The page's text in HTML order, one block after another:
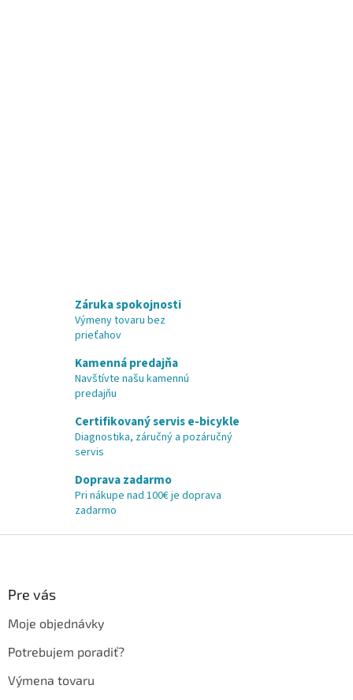
Záruka spokojnosti
Výmeny tovaru bez
prieťahov
Kamenná predajňa
Navštívte našu kamennú
predajňu
Certifikovaný servis e-bicykle
Diagnostika, záručný a pozáručný
servis
Doprava zadarmo
Pri nákupe nad 100€ je doprava
zadarmo
Pre vás
Moje objednávky
Potrebujem poradiť?
Výmena tovaru